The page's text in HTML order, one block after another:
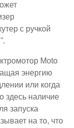
с ручкой
.
Moto
энергию
или когда
здесь наличие
запуска
на то, что